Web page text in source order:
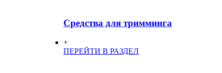
Средства для тримминга
+
ПЕРЕЙТИ В РАЗДЕЛ